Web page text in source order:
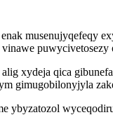
musenujyqefeqy
xydeja qica
gimugobilonyjyla
ybyzatozol